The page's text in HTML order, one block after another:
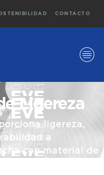
CONTACTO
Ligereza
ligereza,
a
con material de